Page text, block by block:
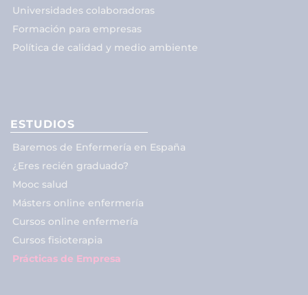
Universidades colaboradoras
Formación para empresas
Política de calidad y medio ambiente
ESTUDIOS
Baremos de Enfermería en España
¿Eres recién graduado?
Mooc salud
Másters online enfermería
Cursos online enfermería
Cursos fisioterapia
Prácticas de Empresa